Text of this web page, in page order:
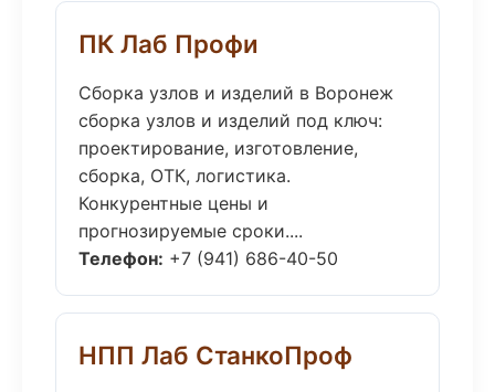
ПК Лаб Профи
Сборка узлов и изделий в Воронеж
сборка узлов и изделий под ключ:
проектирование, изготовление,
сборка, ОТК, логистика.
Конкурентные цены и
прогнозируемые сроки....
Телефон: +7 (941) 686-40-50
НПП Лаб СтанкоПроф